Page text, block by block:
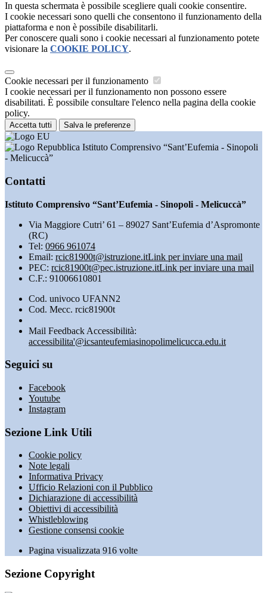
In questa schermata è possibile scegliere quali cookie consentire.
I cookie necessari sono quelli che consentono il funzionamento della
piattaforma e non è possibile disabilitarli.
Per conoscere quali sono i cookie necessari al funzionamento potete
visionare la COOKIE POLICY.
Cookie necessari per il funzionamento
I cookie necessari per il funzionamento non possono essere
disabilitati. È possibile consultare l'elenco nella pagina della cookie
policy.
Accetta tutti Salva le preferenze
Istituto Comprensivo “Sant’Eufemia - Sinopoli
- Melicuccà”
Contatti
Istituto Comprensivo “Sant’Eufemia - Sinopoli - Melicuccà”
Via Maggiore Cutri’ 61 – 89027 Sant’Eufemia d’Aspromonte
(RC)
Tel: 0966 961074
Email: rcic81900t@istruzione.itLink per inviare una mail
PEC: rcic81900t@pec.istruzione.itLink per inviare una mail
C.F.: 91006610801
Cod. univoco UFANN2
Cod. Mecc. rcic81900t
Mail Feedback Accessibilità:
accessibilita'@icsanteufemiasinopolimelicucca.edu.it
Seguici su
Facebook
Youtube
Instagram
Sezione Link Utili
Cookie policy
Note legali
Informativa Privacy
Ufficio Relazioni con il Pubblico
Dichiarazione di accessibilità
Obiettivi di accessibilità
Whistleblowing
Gestione consensi cookie
Pagina visualizzata 916 volte
Sezione Copyright